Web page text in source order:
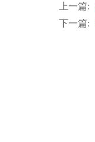
上一篇:
下一篇: